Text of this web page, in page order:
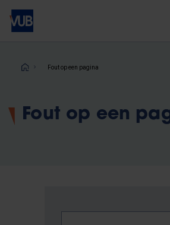
Overslaan
naar
inhoudKruimelpad
Fout op een pagina
Fout op een